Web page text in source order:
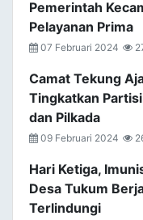
Pemerintah
Pelayanan Prima
07 Februari 2024
Camat Tekung
Tingkatkan
dan Pilkada
09 Februari 2024
Hari Ketiga,
Desa Tukum
Terlindungi